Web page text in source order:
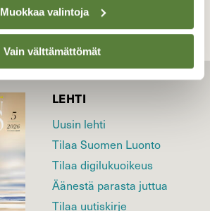
Muokkaa valintoja
Vain välttämättömät
LEHTI
Uusin lehti
Tilaa Suomen Luonto
Tilaa digilukuoikeus
Äänestä parasta juttua
Tilaa uutiskirje